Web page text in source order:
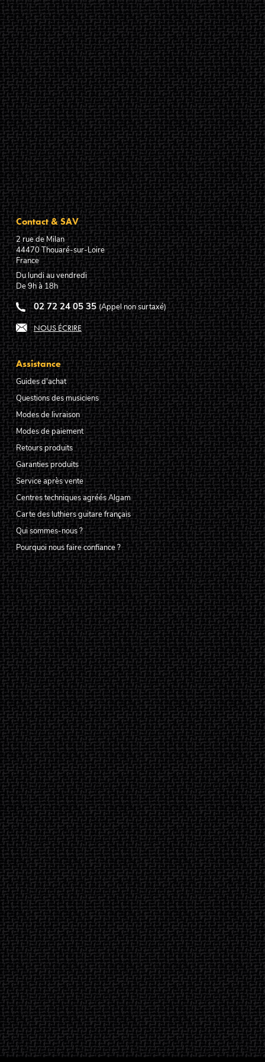
Contact & SAV
2 rue de Milan
44470Thouaré-sur-Loire
France
Du lundi au vendredi
De 9h à 18h
02 72 24 05 35 (Appel non surtaxé)
NOUS ÉCRIRE
Assistance
Guides d'achat
Questions des musiciens
Modes de livraison
Modes de paiement
Retours produits
Garanties produits
Service après vente
Centres techniques agréés Algam
Carte des luthiers guitare français
Qui sommes-nous ?
Pourquoi nous faire confiance ?